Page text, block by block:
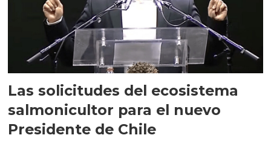
Las solicitudes del ecosistema
salmonicultor para el nuevo
Presidente de Chile